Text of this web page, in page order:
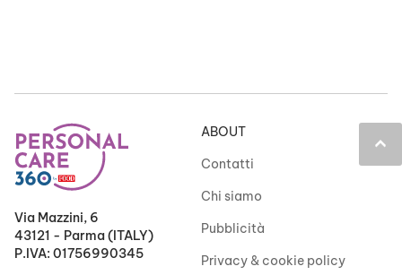
keyboard_arrow_up
Via Mazzini, 6
43121 - Parma (ITALY)
P.IVA: 01756990345
ABOUT
Contatti
Chi siamo
Pubblicità
Privacy & cookie policy